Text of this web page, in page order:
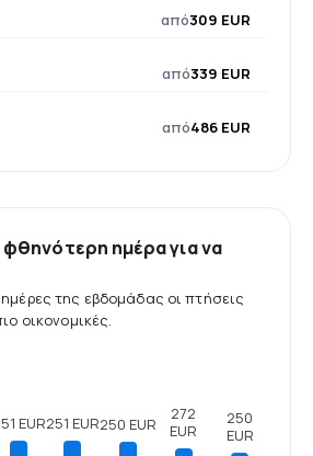
από309 EUR
από339 EUR
από486 EUR
ημέρα για να
της εβδομάδας οι πτήσεις
οικονομικές.
EUR251 EUR250 EUR
272
EUR
250
EUR